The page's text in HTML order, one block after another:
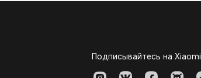
Подписывайтесь на Xiaomi